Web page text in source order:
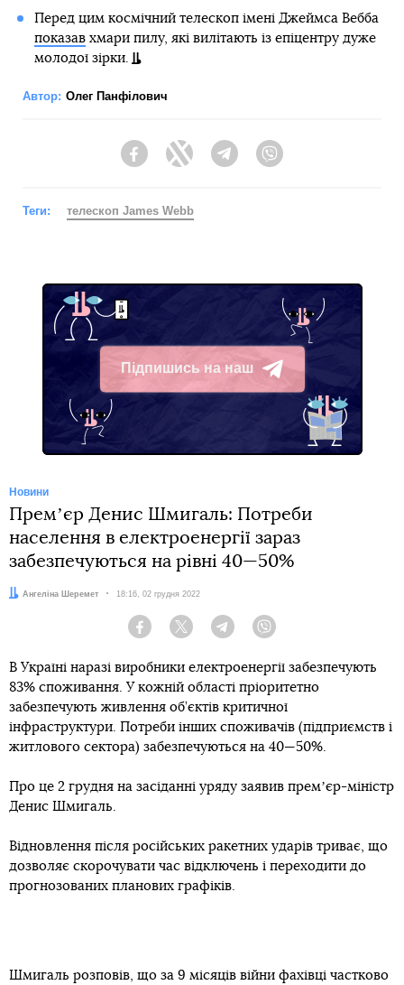
Перед цим космічний телескоп імені Джеймса Вебба
показавхмари пилу, які вилітають із епіцентру дуже
молодої зірки.
Автор: Олег Панфілович
FacebookTwitter Telegram
Теги: телескоп James Webb
Підпишись на наш
Telegram
Новини
Премʼєр Денис Шмигаль: Потреби
населення в електроенергії зараз
забезпечуються на рівні 40—50%
Автор:
Ангеліна Шеремет Дата:
18:16, 02 грудня 2022
Facebook Twitter Telegram
В Україні наразі виробники електроенергії забезпечують
83% споживання. У кожній області пріоритетно
забезпечують живлення об’єктів критичної
інфраструктури. Потреби інших споживачів (підприємств і
житлового сектора) забезпечуються на 40—50%.
Про це 2 грудня на засіданні уряду заявив премʼєр-міністр
Денис Шмигаль.
Відновлення після російських ракетних ударів триває, що
дозволяє скорочувати час відключень і переходити до
прогнозованих планових графіків.
Шмигаль розповів, що за 9 місяців війни фахівці частково